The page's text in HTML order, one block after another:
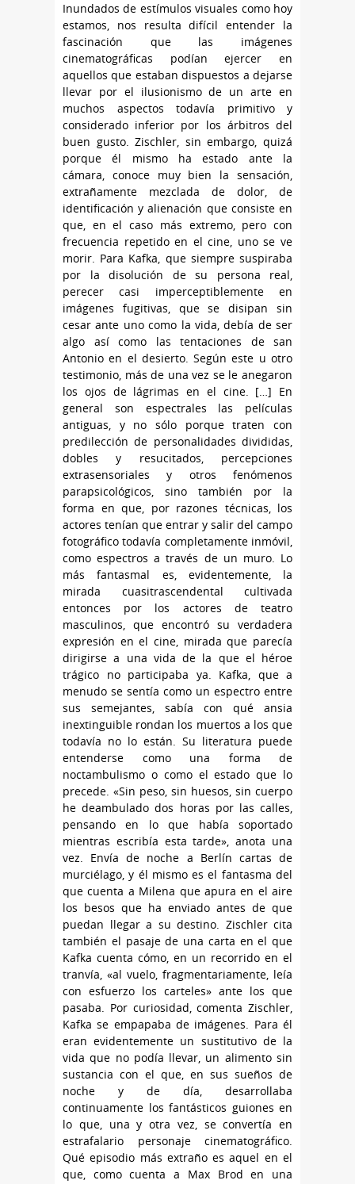
Inundados de estímulos visuales como hoy
estamos, nos resulta difícil entender la
fascinación que las imágenes
cinematográficas podían ejercer en
aquellos que estaban dispuestos a dejarse
llevar por el ilusionismo de un arte en
muchos aspectos todavía primitivo y
considerado inferior por los árbitros del
buen gusto. Zischler, sin embargo, quizá
porque él mismo ha estado ante la
cámara, conoce muy bien la sensación,
extrañamente mezclada de dolor, de
identificación y alienación que consiste en
que, en el caso más extremo, pero con
frecuencia repetido en el cine, uno se ve
morir. Para Kafka, que siempre suspiraba
por la disolución de su persona real,
perecer casi imperceptiblemente en
imágenes fugitivas, que se disipan sin
cesar ante uno como la vida, debía de ser
algo así como las tentaciones de san
Antonio en el desierto. Según este u otro
testimonio, más de una vez se le anegaron
los ojos de lágrimas en el cine. […] En
general son espectrales las películas
antiguas, y no sólo porque traten con
predilección de personalidades divididas,
dobles y resucitados, percepciones
extrasensoriales y otros fenómenos
parapsicológicos, sino también por la
forma en que, por razones técnicas, los
actores tenían que entrar y salir del campo
fotográfico todavía completamente inmóvil,
como espectros a través de un muro. Lo
más fantasmal es, evidentemente, la
mirada cuasitrascendental cultivada
entonces por los actores de teatro
masculinos, que encontró su verdadera
expresión en el cine, mirada que parecía
dirigirse a una vida de la que el héroe
trágico no participaba ya. Kafka, que a
menudo se sentía como un espectro entre
sus semejantes, sabía con qué ansia
inextinguible rondan los muertos a los que
todavía no lo están. Su literatura puede
entenderse como una forma de
noctambulismo o como el estado que lo
precede. «Sin peso, sin huesos, sin cuerpo
he deambulado dos horas por las calles,
pensando en lo que había soportado
mientras escribía esta tarde», anota una
vez. Envía de noche a Berlín cartas de
murciélago, y él mismo es el fantasma del
que cuenta a Milena que apura en el aire
los besos que ha enviado antes de que
puedan llegar a su destino. Zischler cita
también el pasaje de una carta en el que
Kafka cuenta cómo, en un recorrido en el
tranvía, «al vuelo, fragmentariamente, leía
con esfuerzo los carteles» ante los que
pasaba. Por curiosidad, comenta Zischler,
Kafka se empapaba de imágenes. Para él
eran evidentemente un sustitutivo de la
vida que no podía llevar, un alimento sin
sustancia con el que, en sus sueños de
noche y de día, desarrollaba
continuamente los fantásticos guiones en
lo que, una y otra vez, se convertía en
estrafalario personaje cinematográfico.
Qué episodio más extraño es aquel en el
que, como cuenta a Max Brod en una